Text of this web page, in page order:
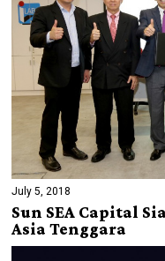
July 5, 2018
Sun SEA Capital
Asia Tenggara